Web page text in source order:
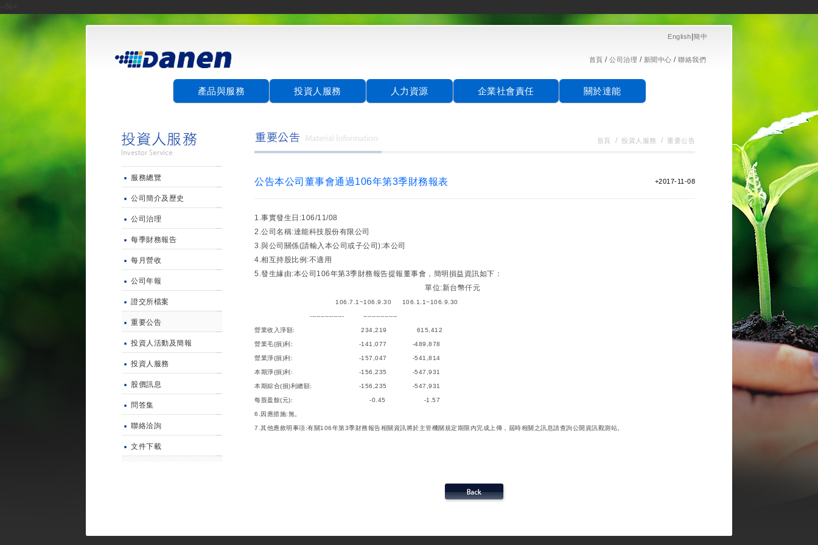
English 簡中
首頁 / 公司治理 / 新聞中心 / 聯絡我們
產品與服務 投資人服務 人力資源 企業社會責任 關於達能
服務總覽
公司簡介及歷史
公司治理
每季財務報告
每月營收
公司年報
證交所檔案
重要公告
投資人活動及簡報
投資人服務
股價訊息
問答集
聯絡洽詢
文件下載
首頁 / 投資人服務 / 重要公告
公告本公司董事會通過106年第3季財務報表 +2017-11-08
1.事實發生日:106/11/08
2.公司名稱:達能科技股份有限公司
3.與公司關係(請輸入本公司或子公司):本公司
4.相互持股比例:不適用
5.發生緣由:本公司106年第3季財務報告提報董事會，簡明損益資訊如下：
單位:新台幣仟元
106.7.1~106.9.30 106.1.1~106.9.30
---------------- ----------------
營業收入淨額: 234,219 615,412
營業毛(損)利: -141,077 -489,878
營業淨(損)利: -157,047 -541,814
本期淨(損)利: -156,235 -547,931
本期綜合(損)利總額: -156,235 -547,931
每股盈餘(元): -0.45 -1.57
6.因應措施:無。
7.其他應敘明事項:有關106年第3季財務報告相關資訊將於主管機關規定期限內完成上傳，屆時相關之訊息請查詢公開資訊觀測站。